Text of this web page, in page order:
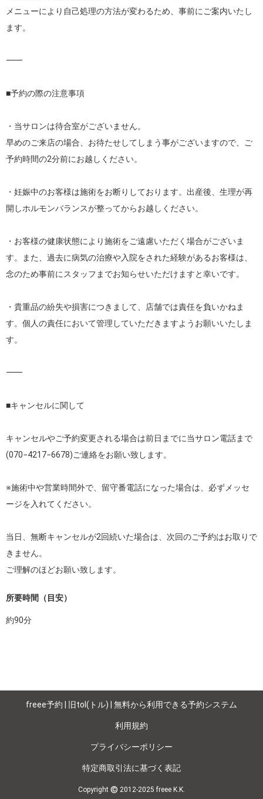
メニューにより自己処理の方法が変わるため、事前にご案内いたし
ます。
⸻
■予約の際の注意事項
・当サロンは待合室がございません。
早めのご来店の場合、お待たせしてしまう事がございますので、ご
予約時間の2分前にお越しください。
・妊娠中のお客様は施術をお断りしております。出産後、生理が再
開しホルモンバランスが整ってからお越しください。
・お客様の健康状態により施術をご遠慮いただく場合がございま
す。また、過去に病気の治療や入院をされた経験があるお客様は、
念のため事前にスタッフまでお知らせいただけますと幸いです。
・貴重品の紛失や損害につきまして、店舗では責任を負いかねま
す。個人の責任において管理していただきますようお願いいたしま
す。
⸻
■キャンセルに関して
キャンセルやご予約変更される場合は前日までに当サロン電話まで
(070−4217−6678)ご連絡をお願い致します。
※施術中や営業時間外で、留守番電話になった場合は、必ずメッセ
ージを入れてください。
当日、無断キャンセルが2回続いた場合は、次回のご予約はお取りで
きません。
所要時間（目安）
約90分
freee予約 | 旧tol(トル) | 無料から利用できる予約システム
利用規約
プライバシーポリシー
特定商取引法に基づく表記
Copyright © 2012-2025 freee K.K.